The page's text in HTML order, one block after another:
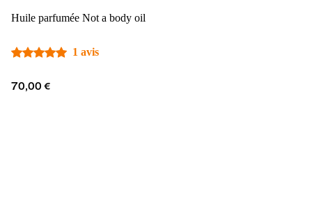
Huile parfumée Not a body oil
1 avis
70,00 €